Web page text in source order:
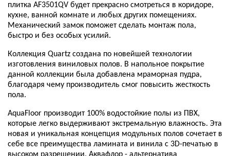
плитка AF3501QV будет прекрасно смотреться в коридоре,
кухне, ванной комнате и любых других помещениях.
Механический замок поможет сделать монтаж пола,
быстро и без особых усилий.
Коллекция Quartz создана по новейшей технологии
изготовления виниловых полов. В напольное покрытие
данной коллекции была добавлена мраморная пудра,
благодаря чему производитель смог повысить жесткость
пола.
AquaFloor производит 100% водостойкие полы из ПВХ,
которые легко выдерживают экстремальную влажность. Эта
новая и уникальная концепция модульных полов сочетает в
себе все преимущества ламината и винила с 3D-печатью в